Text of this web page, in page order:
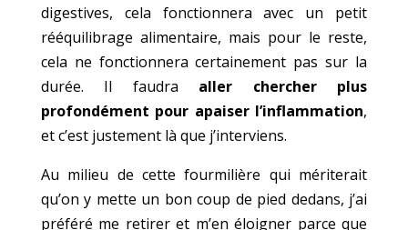
digestives, cela fonctionnera avec un petit
rééquilibrage alimentaire, mais pour le reste,
cela ne fonctionnera certainement pas sur la
durée. Il faudra aller chercher plus
profondément pour apaiser l’inflammation,
et c’est justement là que j’interviens.
Au milieu de cette fourmilière qui mériterait
qu’on y mette un bon coup de pied dedans, j’ai
préféré me retirer et m’en éloigner parce que